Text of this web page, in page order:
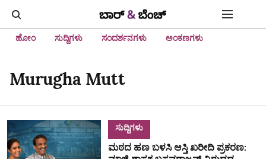
ಹೋಂ ಸುದ್ದಿಗಳು ಸಂದರ್ಶನಗಳು ಅಂಕಣಗಳು
Murugha Mutt
ಸುದ್ದಿಗಳು
ಮಠದ ಹಣ ಬಳಸಿ ಆಸ್ತಿ ಖರೀದಿ ಪ್ರಕರಣ: